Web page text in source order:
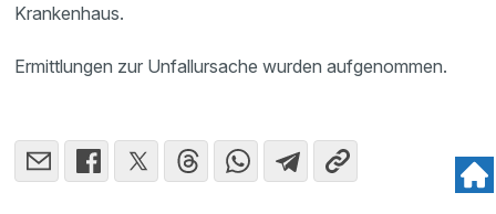
Krankenhaus.
Ermittlungen zur Unfallursache wurden aufgenommen.